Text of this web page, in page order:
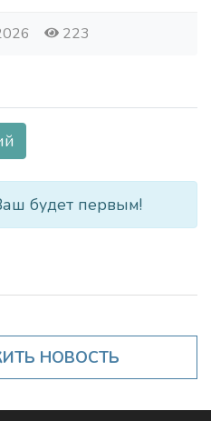
223
будет первым!
НОВОСТЬ